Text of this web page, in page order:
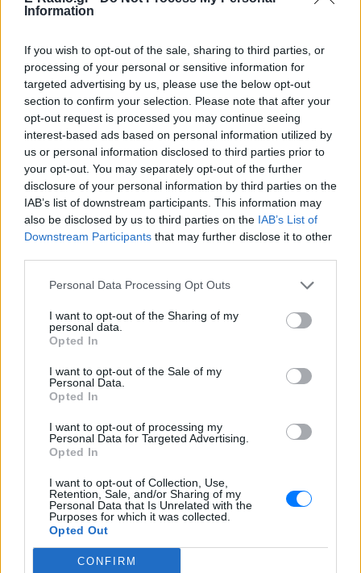
Information
If you wish to opt-out of the sale, sharing to third parties, or
processing of your personal or sensitive information for
targeted advertising by us, please use the below opt-out
section to confirm your selection. Please note that after your
opt-out request is processed you may continue seeing
interest-based ads based on personal information utilized by
us or personal information disclosed to third parties prior to
your opt-out. You may separately opt-out of the further
disclosure of your personal information by third parties on the
IAB’s list of downstream participants. This information may
also be disclosed by us to third parties on the IAB’s List of
Downstream Participants that may further disclose it to other
Personal Data Processing Opt Outs
I want to opt-out of the Sharing of my
personal data.
Opted In
I want to opt-out of the Sale of my
Personal Data.
Opted In
I want to opt-out of processing my
Personal Data for Targeted Advertising.
Opted In
I want to opt-out of Collection, Use,
Retention, Sale, and/or Sharing of my
Personal Data that Is Unrelated with the
Purposes for which it was collected.
Opted Out
CONFIRM
ΔΕΙΤΕ ΕΠΙΣΗΣ
ΣΤΗΝ ΙΔΙΑ ΚΑΤΗΓΟΡΙΑ
Ισραηλινό ΥΠΕΞ προς τουρίστες
στην Ελλάδα: «Κρύψτε ότι
διαδηλώσεων